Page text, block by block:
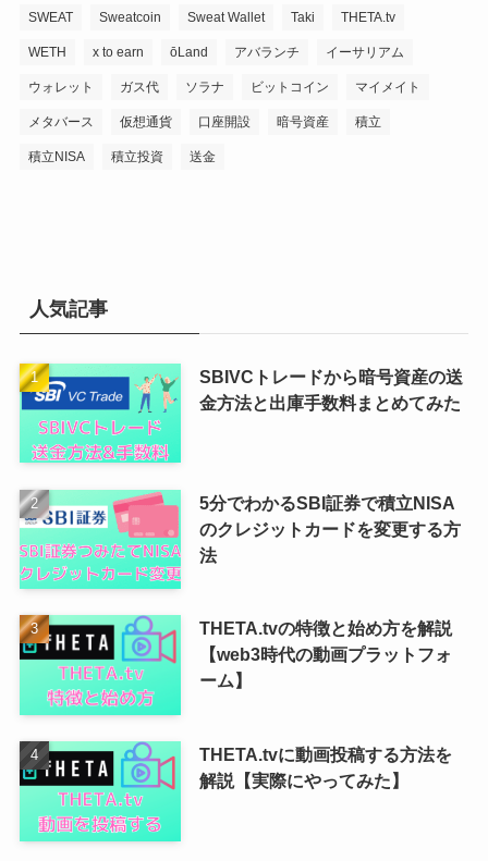
SWEAT Sweatcoin Sweat Wallet Taki THETA.tv
WETH x to earn ōLand アバランチ イーサリアム
ウォレット ガス代 ソラナ ビットコイン マイメイト
メタバース 仮想通貨 口座開設 暗号資産 積立
積立NISA 積立投資 送金
人気記事
SBIVCトレードから暗号資産の送
金方法と出庫手数料まとめてみた
5分でわかるSBI証券で積立NISA
のクレジットカードを変更する方
法
THETA.tvの特徴と始め方を解説
【web3時代の動画プラットフォ
ーム】
THETA.tvに動画投稿する方法を
解説【実際にやってみた】